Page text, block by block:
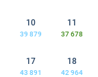
10
39 879
11
37 678
17
43 891
18
42 964